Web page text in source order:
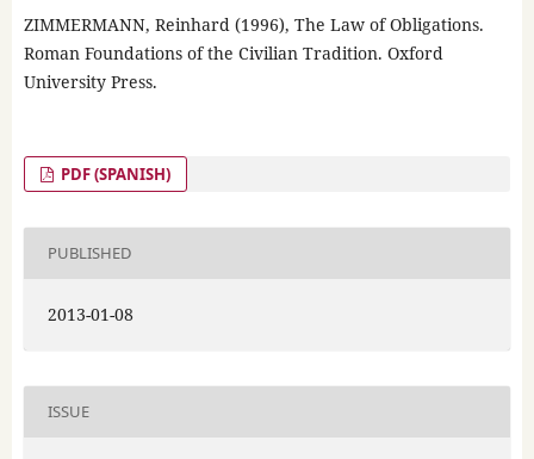
ZIMMERMANN, Reinhard (1996), The Law of Obligations.
Roman Foundations of the Civilian Tradition. Oxford
University Press.
PDF (SPANISH)
PUBLISHED
2013-01-08
ISSUE